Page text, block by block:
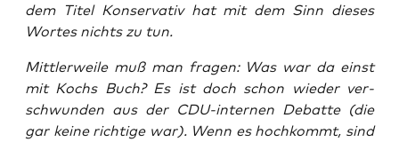
dem Titel Kon­ser­va­tiv hat mit dem Sinn die­ses
Wor­tes nichts zu tun.
Mitt­ler­wei­le muß man fra­gen: Was war da einst
mit Kochs Buch? Es ist doch schon wie­der ver­
schwun­den aus der CDU-inter­nen Debat­te (die
gar kei­ne rich­ti­ge war). Wenn es hoch­kommt, sind